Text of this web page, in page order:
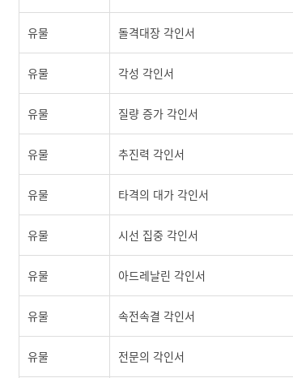
유물 돌격대장 각인서
유물 각성 각인서
유물 질량 증가 각인서
유물 추진력 각인서
유물 타격의 대가 각인서
유물 시선 집중 각인서
유물 아드레날린 각인서
유물 속전속결 각인서
유물 전문의 각인서